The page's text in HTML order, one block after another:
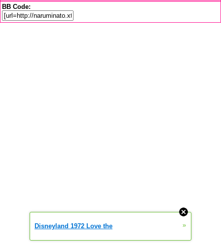
BB Code:
Disneyland 1972 Love the »